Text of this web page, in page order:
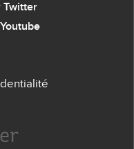
Twitter